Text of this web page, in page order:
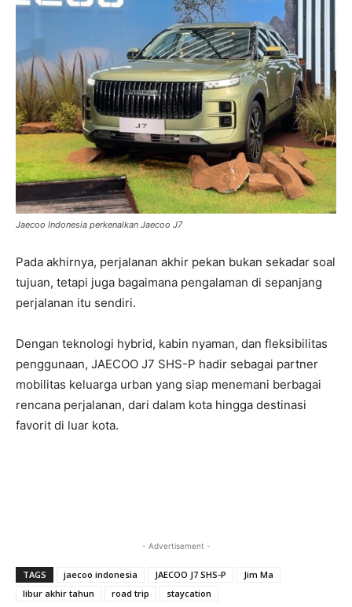
Jaecoo Indonesia perkenalkan Jaecoo J7
Pada akhirnya, perjalanan akhir pekan bukan sekadar soal
tujuan, tetapi juga bagaimana pengalaman di sepanjang
perjalanan itu sendiri.
Dengan teknologi hybrid, kabin nyaman, dan fleksibilitas
penggunaan, JAECOO J7 SHS-P hadir sebagai partner
mobilitas keluarga urban yang siap menemani berbagai
rencana perjalanan, dari dalam kota hingga destinasi
favorit di luar kota.
- Advertisement -
TAGS jaecoo indonesia JAECOO J7 SHS-P
Jim Ma
libur akhir tahun
road trip staycation